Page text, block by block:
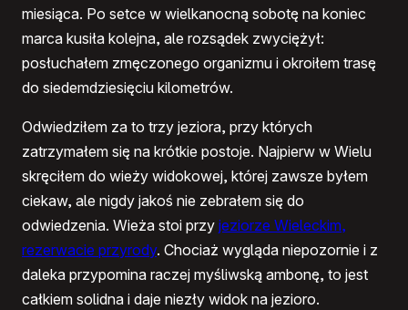
miesiąca. Po setce w wielkanocną sobotę na koniec
marca kusiła kolejna, ale rozsądek zwyciężył:
posłuchałem zmęczonego organizmu i okroiłem trasę
do siedemdziesięciu kilometrów.
Odwiedziłem za to trzy jeziora, przy których
zatrzymałem się na krótkie postoje. Najpierw w Wielu
skręciłem do wieży widokowej, której zawsze byłem
ciekaw, ale nigdy jakoś nie zebrałem się do
odwiedzenia. Wieża stoi przy jeziorze Wieleckim,
rezerwacie przyrody. Chociaż wygląda niepozornie i z
daleka przypomina raczej myśliwską ambonę, to jest
całkiem solidna i daje niezły widok na jezioro.